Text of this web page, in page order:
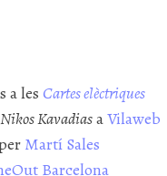
a les Cartes elèctriques
Nikos KavadiasaVilaweb
Martí Sales
Barcelona